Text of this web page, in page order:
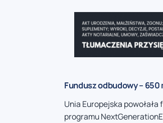
Fundusz odbudowy –
Unia Europejska
programu